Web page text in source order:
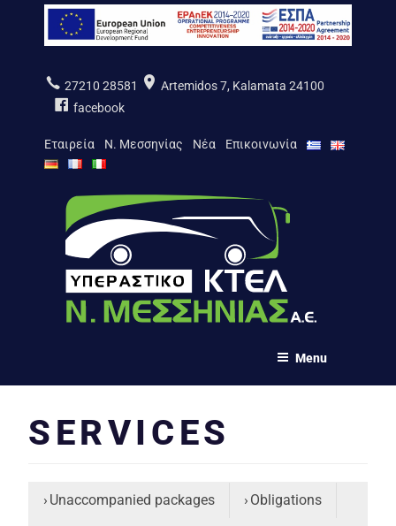
content
27210 28581
Artemidos 7, Kalamata 24100
facebook
Εταιρεία Ν. Μεσσηνίας Νέα Επικοινωνία
ΚΤΕΛ Ν. ΜΕΣΣΗΝΙΑΣ Α.Ε.
Menu
SERVICES
Unaccompanied packages Obligations